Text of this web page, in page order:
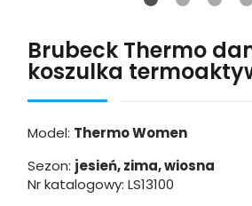
Brubeck Thermo
koszulka
Model: Thermo Women
Sezon: jesień, zima, wiosna
Nr katalogowy: LS13100